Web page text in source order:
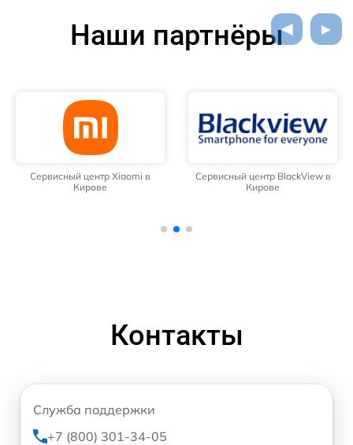
Наши партнёры
Сервисный центр Xiaomi в
Кирове
Сервисный центр BlackView в
Кирове
Контакты
Служба поддержки
+7 (800) 301-34-05